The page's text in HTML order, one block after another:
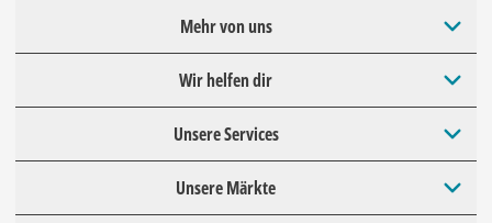
Mehr von uns
Wir helfen dir
Unsere Services
Unsere Märkte